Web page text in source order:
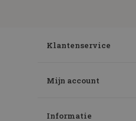
Klantenservice
Mijn account
Informatie